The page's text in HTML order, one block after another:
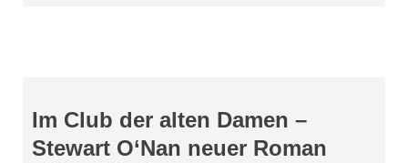
Im Club der alten Damen –
Stewart O‘Nan neuer Roman